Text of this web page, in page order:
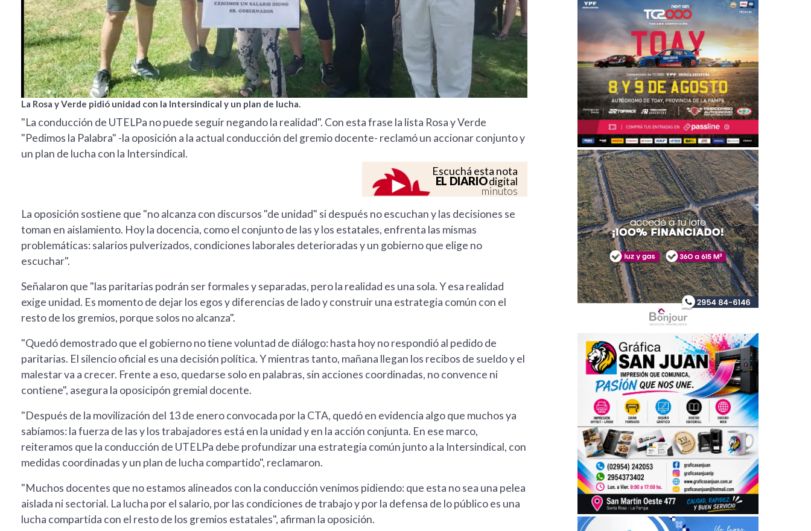
La Rosa y Verde pidió unidad con la Intersindical y un plan de lucha.
"La conducción de UTELPa no puede seguir negando la realidad". Con esta frase la lista Rosa y Verde
"Pedimos la Palabra" -la oposición a la actual conducción del gremio docente- reclamó un accionar conjunto y
un plan de lucha con la Intersindical.
Escuchá esta nota
EL DIARIOdigital
minutos
La oposición sostiene que "no alcanza con discursos "de unidad" si después no escuchan y las decisiones se
toman en aislamiento. Hoy la docencia, como el conjunto de las y los estatales, enfrenta las mismas
problemáticas: salarios pulverizados, condiciones laborales deterioradas y un gobierno que elige no
escuchar".
Señalaron que "las paritarias podrán ser formales y separadas, pero la realidad es una sola. Y esa realidad
exige unidad. Es momento de dejar los egos y diferencias de lado y construir una estrategia común con el
resto de los gremios, porque solos no alcanza".
"Quedó demostrado que el gobierno no tiene voluntad de diálogo: hasta hoy no respondió al pedido de
paritarias. El silencio oficial es una decisión política. Y mientras tanto, mañana llegan los recibos de sueldo y el
malestar va a crecer. Frente a eso, quedarse solo en palabras, sin acciones coordinadas, no convence ni
contiene", asegura la oposicipón gremial docente.
"Después de la movilización del 13 de enero convocada por la CTA, quedó en evidencia algo que muchos ya
sabíamos: la fuerza de las y los trabajadores está en la unidad y en la acción conjunta. En ese marco,
reiteramos que la conducción de UTELPa debe profundizar una estrategia común junto a la Intersindical, con
medidas coordinadas y un plan de lucha compartido", reclamaron.
"Muchos docentes que no estamos alineados con la conducción venimos pidiendo: que esta no sea una pelea
aislada ni sectorial. La lucha por el salario, por las condiciones de trabajo y por la defensa de lo público es una
lucha compartida con el resto de los gremios estatales", afirman la oposición.